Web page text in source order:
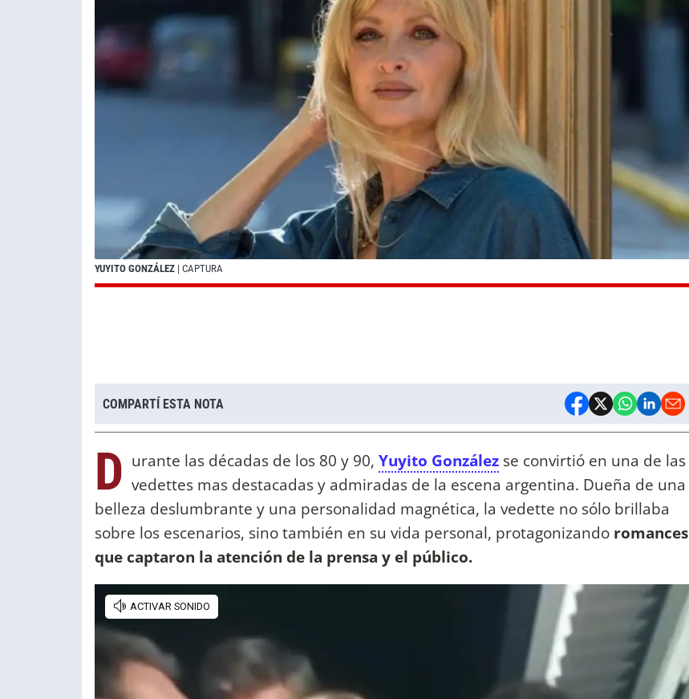
YUYITO GONZÁLEZ | CAPTURA
COMPARTÍ ESTA NOTA
D urante las décadas de los 80 y 90, Yuyito González se convirtió en una de las
vedettes mas destacadas y admiradas de la escena argentina. Dueña de una
belleza deslumbrante y una personalidad magnética, la vedette no sólo brillaba
sobre los escenarios, sino también en su vida personal, protagonizando romances
que captaron la atención de la prensa y el público.